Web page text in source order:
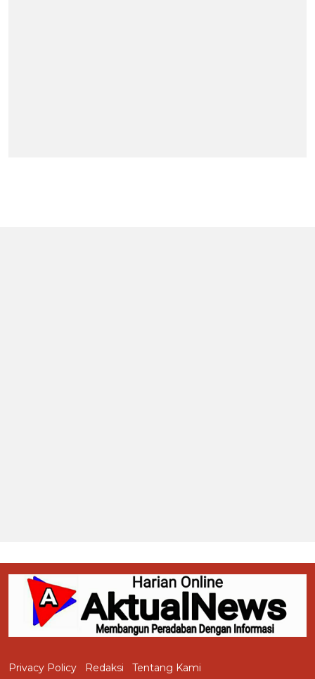
Privacy Policy Redaksi
Tentang Kami